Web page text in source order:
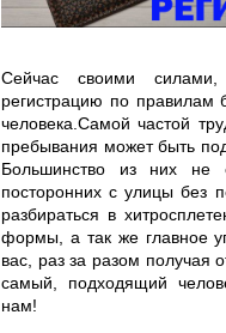
Сейчас своими
регистрацию по правилам
человека.Самой частой
пребывания может быть
Большинство из них не
посторонних с улицы без
разбираться в
формы, а так же главное
вас, раз за разом получая
самый, подходящий
нам!